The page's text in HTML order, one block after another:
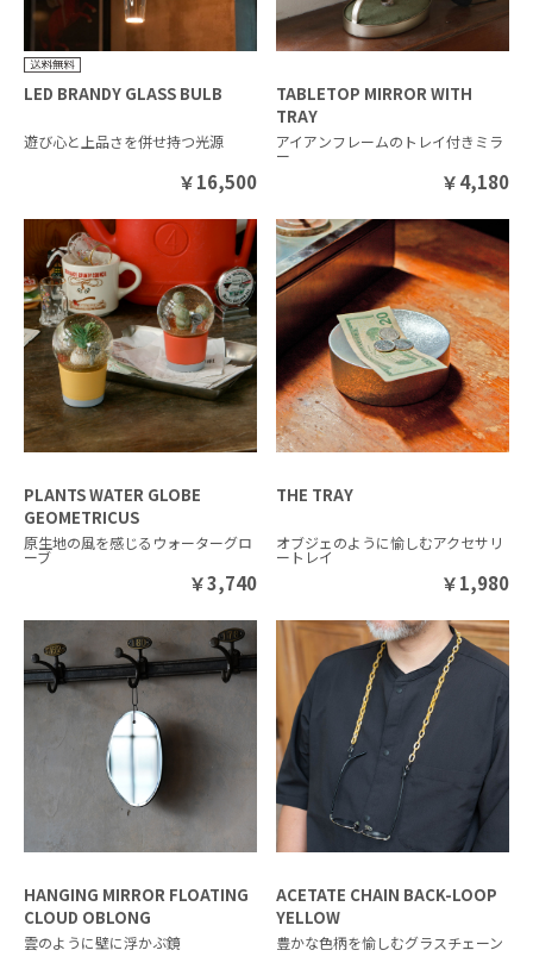
LED BRANDY GLASS BULB
遊び心と上品さを併せ持つ光源
￥16,500
TABLETOP MIRROR WITH
TRAY
アイアンフレームのトレイ付きミラ
ー
￥4,180
PLANTS WATER GLOBE
GEOMETRICUS
原生地の風を感じるウォーターグロ
ーブ
￥3,740
THE TRAY
オブジェのように愉しむアクセサリ
ートレイ
￥1,980
HANGING MIRROR FLOATING
CLOUD OBLONG
雲のように壁に浮かぶ鏡
ACETATE CHAIN BACK-LOOP
YELLOW
豊かな色柄を愉しむグラスチェーン